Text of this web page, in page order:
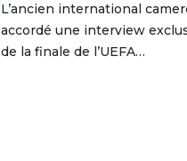
L’ancien international
accordé une interview
de la finale de l’UEFA…